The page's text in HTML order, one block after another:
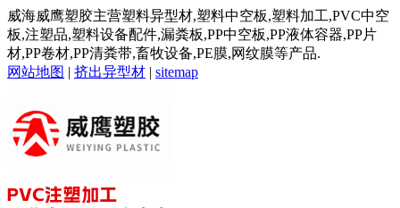
威海威鹰塑胶主营塑料异型材,塑料中空板,塑料加工,PVC中空
板,注塑品,塑料设备配件,漏粪板,PP中空板,PP液体容器,PP片
材,PP卷材,PP清粪带,畜牧设备,PE膜,网纹膜等产品.
网站地图 | 挤出异型材 | sitemap